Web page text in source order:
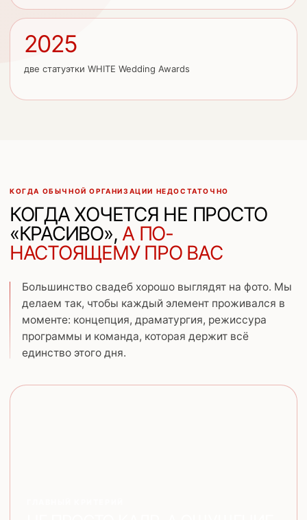
2025
две статуэтки WHITE Wedding Awards
КОГДА ОБЫЧНОЙ ОРГАНИЗАЦИИ НЕДОСТАТОЧНО
КОГДА ХОЧЕТСЯ НЕ ПРОСТО
«КРАСИВО»,А ПО-
НАСТОЯЩЕМУ ПРО ВАС
Большинство свадеб хорошо выглядят на фото. Мы
делаем так, чтобы каждый элемент проживался в
моменте: концепция, драматургия, режиссура
программы и команда, которая держит всё
единство этого дня.